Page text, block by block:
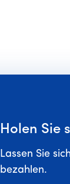
Holen Sie
Lassen Sie
bezahlen.